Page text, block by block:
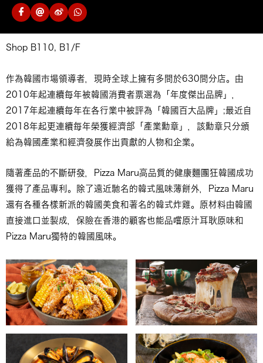
Shop B110, B1/F
作為韓國市場領導者，現時全球上擁有多間於630間分店。由
2010年起連續每年被韓國消費者票選為「年度傑出品牌」，
2017年起連續每年在各行業中被評為「韓國百大品牌」;最近自
2018年起更連續每年榮獲經濟部「產業勳章」，該勳章只分頒
給為韓國產業和經濟發展作出貢獻的人物和企業。
隨著產品的不斷研發，Pizza Maru高品質的健康麵團狂韓國成功
獲得了產品專利。除了遠近馳名的韓式風味薄餅外，Pizza Maru
還有各種各樣新派的韓國美食和著名的韓式炸雞。原材料由韓國
直接進口並製成，保險在香港的顧客也能品嚐原汁耳耿原味和